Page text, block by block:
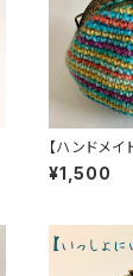
【ハンドメイ
いよう ～ 風
¥1,500